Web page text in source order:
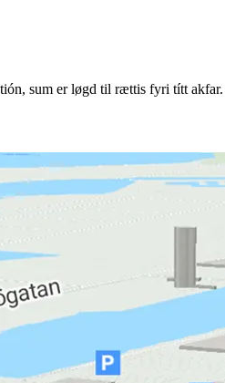
sum er løgd til rættis fyri títt